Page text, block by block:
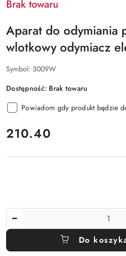
Brak towaru
Aparat do odymiania
wlotkowy odymiacz
Symbol: 3009W
Dostępność: Brak towaru
Powiadom gdy produkt będzie
cena:
210.40
Do